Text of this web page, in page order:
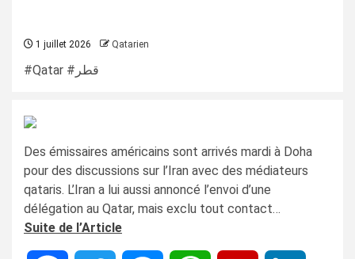
1 juillet 2026 Qatarien
#Qatar #قطر
Des émissaires américains sont arrivés mardi à Doha
pour des discussions sur l’Iran avec des médiateurs
qataris. L’Iran a lui aussi annoncé l’envoi d’une
délégation au Qatar, mais exclu tout contact…
Suite de l’Article